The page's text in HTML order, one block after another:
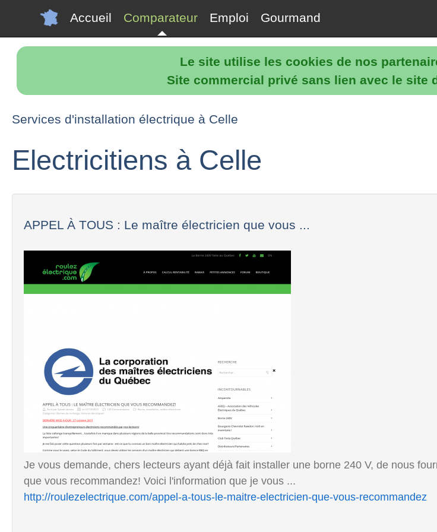
Le site utilise les cookies de nos
Site commercial privé sans lien avec le site
Accueil Comparateur Emploi Gourmand
Services d'installation électrique à Celle
Electricitiens à Celle
APPEL À TOUS : Le maître électricien que vous ...
Je vous demande, chers lecteurs ayant déjà fait installer une borne 240 V, de nous
que vous recommandez! Voici l'information que je vous ...
http://roulezelectrique.com/appel-a-tous-le-maitre-electricien-que-vous-recommandez